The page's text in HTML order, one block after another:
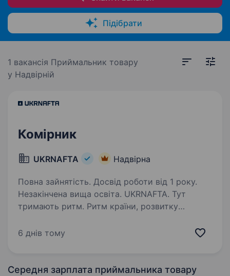
Підібрати
1 вакансія Приймальник товару
у Надвірній
Комірник
UKRNAFTA Надвірна
Повна зайнятість. Досвід роботи від 1 року.
Незакінчена вища освіта. UKRNAFTA. Тут
тримають ритм. Ритм країни, розвитку
нафтовидобувна компанія України. Сьогодні
000+…
6 днів тому
Середня зарплата приймальника товару